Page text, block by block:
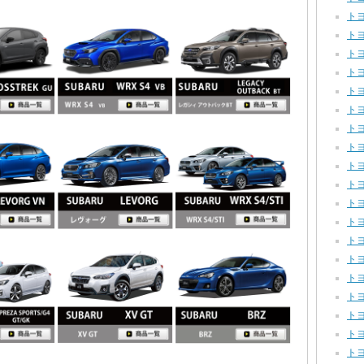
ト
ト
ト
ト
ト
ト
ト
ト
ト
ト
ト
ト
ト
ト
ト
ト
ト
ト
ト